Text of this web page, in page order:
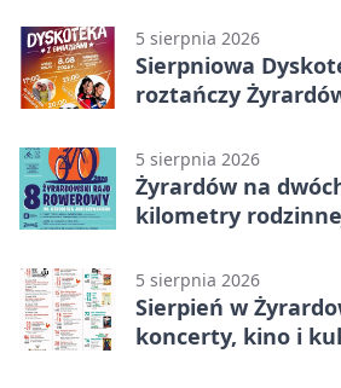
5 sierpnia 2026
Sierpniowa
roztańczy
5 sierpnia 2026
Żyrardów na
kilometry
5 sierpnia 2026
Sierpień w
koncerty, kino i